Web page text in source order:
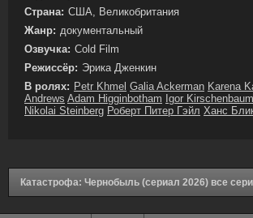
Страна: США, Великобритания
Жанр: документальный
Озвучка: Cold Film
Режиссёр: Эрика Дженкин
В ролях: Petr Khmel Galia Ackerman Karena
Andrews Adam Higginbotham Igor Kirschenbaum
Nikolai Steinberg Роберт Питер Гэйл Ханс
Катастрофа: Чернобыль (сериал 2026) все